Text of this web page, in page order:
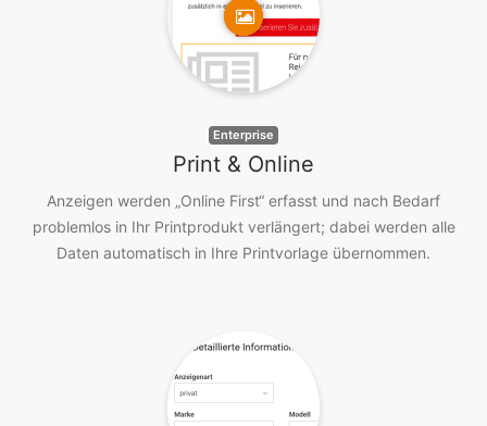
Enterprise
Print & Online
Anzeigen werden „Online First“ erfasst und nach Bedarf
problemlos in Ihr Printprodukt verlängert; dabei werden alle
Daten automatisch in Ihre Printvorlage übernommen.